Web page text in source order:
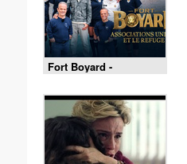
Fort Boyard -
08/08/2026